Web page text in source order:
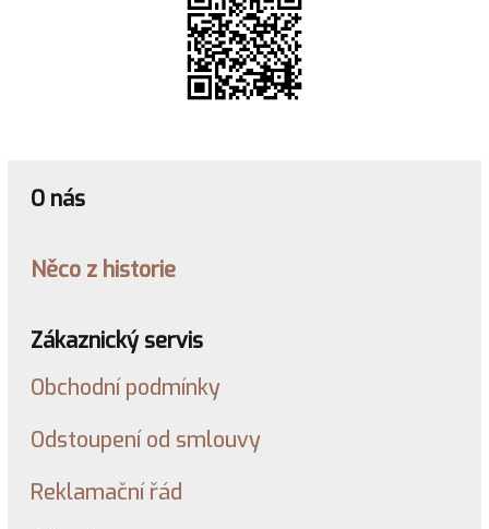
O nás
Něco z historie
Zákaznický servis
Obchodní podmínky
Odstoupení od smlouvy
Reklamační řád